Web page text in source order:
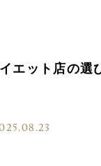
エット店の選